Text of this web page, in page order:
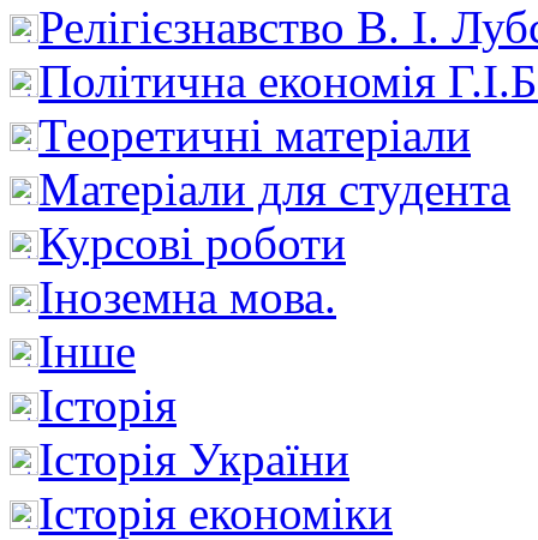
Релігієзнавство В. І.
Політична економія
Теоретичні матеріали
Матеріали для студента
Курсові роботи
Іноземна мова.
Інше
Історія
Історія України
Історія економіки